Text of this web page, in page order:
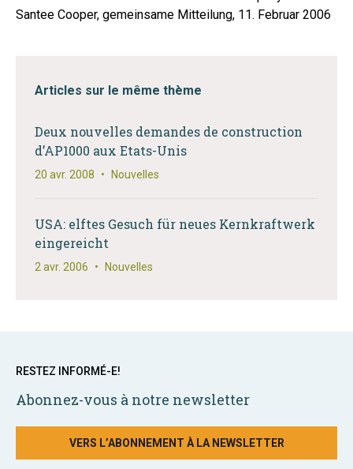
Santee Cooper, gemeinsame Mitteilung, 11. Februar 2006
Articles sur le même thème
Deux nouvelles demandes de construction
d’AP1000 aux Etats-Unis
20 avr. 2008 • Nouvelles
USA: elftes Gesuch für neues Kernkraftwerk
eingereicht
2 avr. 2006 • Nouvelles
RESTEZ INFORMÉ-E!
Abonnez-vous à notre newsletter
VERS L’ABONNEMENT À LA NEWSLETTER